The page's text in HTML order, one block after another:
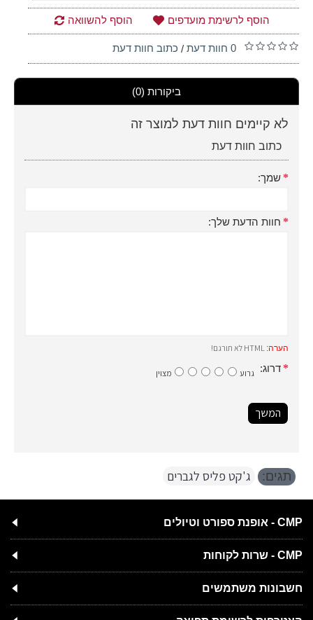
הוסף לרשימת מועדפים הוסף להשוואה
0 חוות דעת / כתוב חוות דעת
ביקורות (0)
לא קיימים חוות דעת למוצר זה
כתוב חוות דעת
שמך:
חוות הדעת שלך:
הערה:
דרוג: גרוע מצוין
המשך
תגים: ג'קט פליס לגברים
CMP - אופנת ספורט וטיולים
CMP - שרות לקוחות
חשבונות משתמשים